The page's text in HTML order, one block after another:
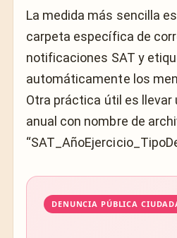
La medida más sencilla
carpeta específica de
notificaciones SAT y
automáticamente los
Otra práctica útil es llevar
anual con nombre de
DENUNCIA PÚBLICA